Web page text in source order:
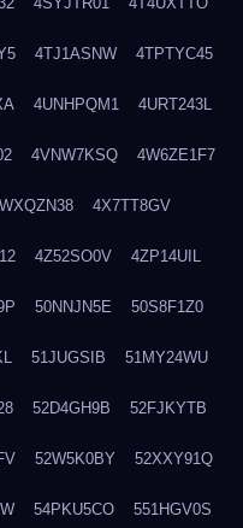
4TJ1ASNW 4TPTYC45
4UNHPQM1 4URT243L
4VNW7KSQ 4W6ZE1F7
4X7TT8GV
4Z52SO0V 4ZP14UIL
50NNJN5E 50S8F1Z0
51JUGSIB 51MY24WU
52D4GH9B 52FJKYTB
52W5K0BY 52XXY91Q
54PKU5CO 551HGV0S